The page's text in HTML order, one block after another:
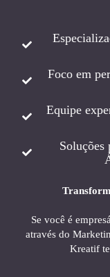
Foco em
Equipe
Soluções
Se você é
através do
Kreatif